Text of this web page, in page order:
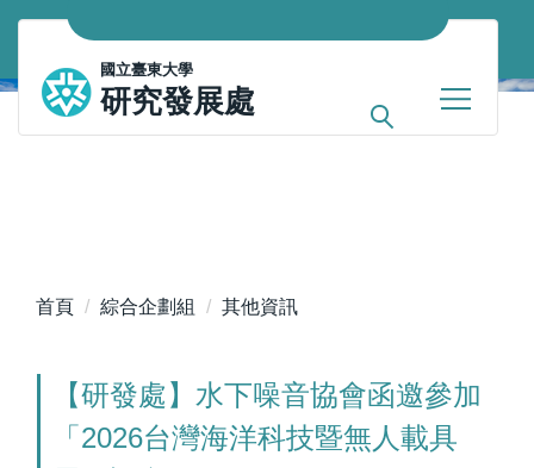
跳
主
內
國立臺東大學
研究發展處
首頁 綜合企劃組 其他資訊
【研發處】水下噪音協會函邀參加
「2026台灣海洋科技暨無人載具